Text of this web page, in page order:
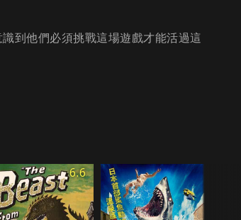
到他們必須挑戰這場遊戲才能活過這
6.6